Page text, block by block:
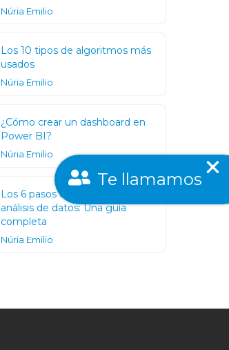
Núria Emilio
Los 10 tipos de algoritmos más
usados
Núria Emilio
¿Cómo crear un dashboard en
Power BI?
Núria Emilio
Los 6 pasos de un proceso de un
análisis de datos: Una guía
completa
Núria Emilio
Te llamamos